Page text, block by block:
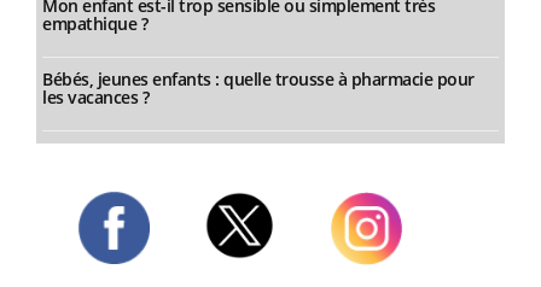
Mon enfant est-il trop sensible ou simplement très
empathique ?
Bébés, jeunes enfants : quelle trousse à pharmacie pour
les vacances ?